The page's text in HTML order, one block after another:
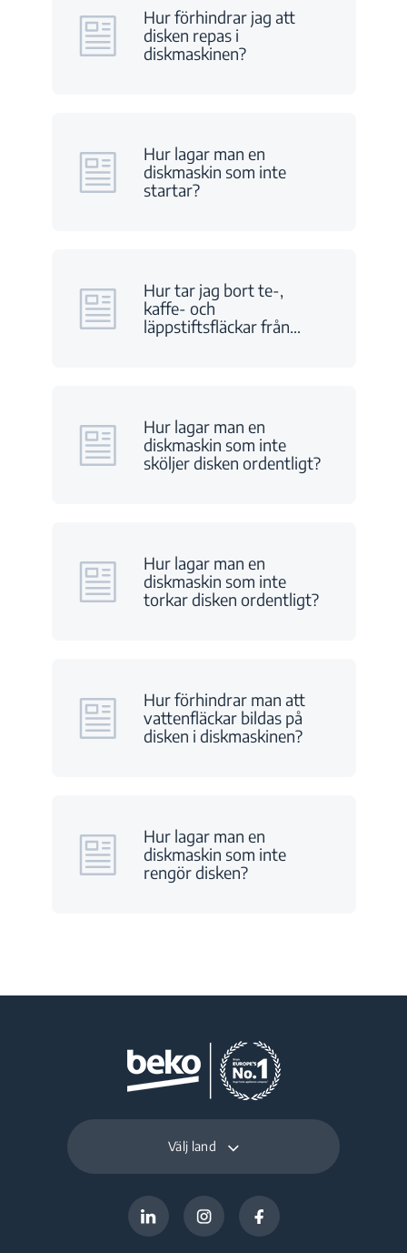
Hur förhindrar jag att
disken repas i
diskmaskinen?
Hur lagar man en
diskmaskin som inte
startar?
Hur tar jag bort te-,
kaffe- och
läppstiftsfläckar från…
Hur lagar man en
diskmaskin som inte
sköljer disken ordentligt?
Hur lagar man en
diskmaskin som inte
torkar disken ordentligt?
Hur förhindrar man att
vattenfläckar bildas på
disken i diskmaskinen?
Hur lagar man en
diskmaskin som inte
rengör disken?
Välj land